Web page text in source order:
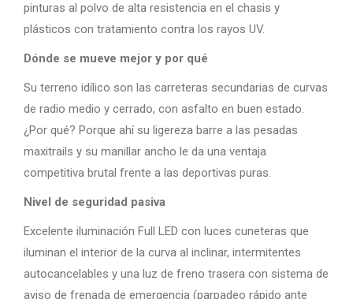
pinturas al polvo de alta resistencia en el chasis y
plásticos con tratamiento contra los rayos UV.
Dónde se mueve mejor y por qué
Su terreno idílico son las carreteras secundarias de curvas
de radio medio y cerrado, con asfalto en buen estado.
¿Por qué? Porque ahí su ligereza barre a las pesadas
maxitrails y su manillar ancho le da una ventaja
competitiva brutal frente a las deportivas puras.
Nivel de seguridad pasiva
Excelente iluminación Full LED con luces cuneteras que
iluminan el interior de la curva al inclinar, intermitentes
autocancelables y una luz de freno trasera con sistema de
aviso de frenada de emergencia (parpadeo rápido ante